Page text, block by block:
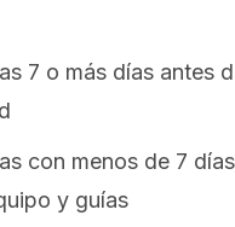
7 o más días antes
con menos de 7
y guías